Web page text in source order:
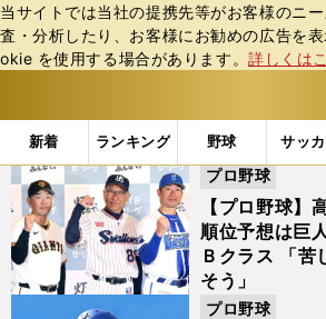
当サイトでは当社の提携先等がお客様のニ
査・分析したり、お客様にお勧めの広告を
okie を使⽤する場合があります。詳しくは
新着 ランキング 野球 サッ
b
ス
ポ
ル
テ
ィ
ー
バ
「ベイスターズ」の検索結果 (2ペ
【プロ野球】
順位予想は巨
Ｂクラス 「苦
そう」
プロ野球
プロ野球